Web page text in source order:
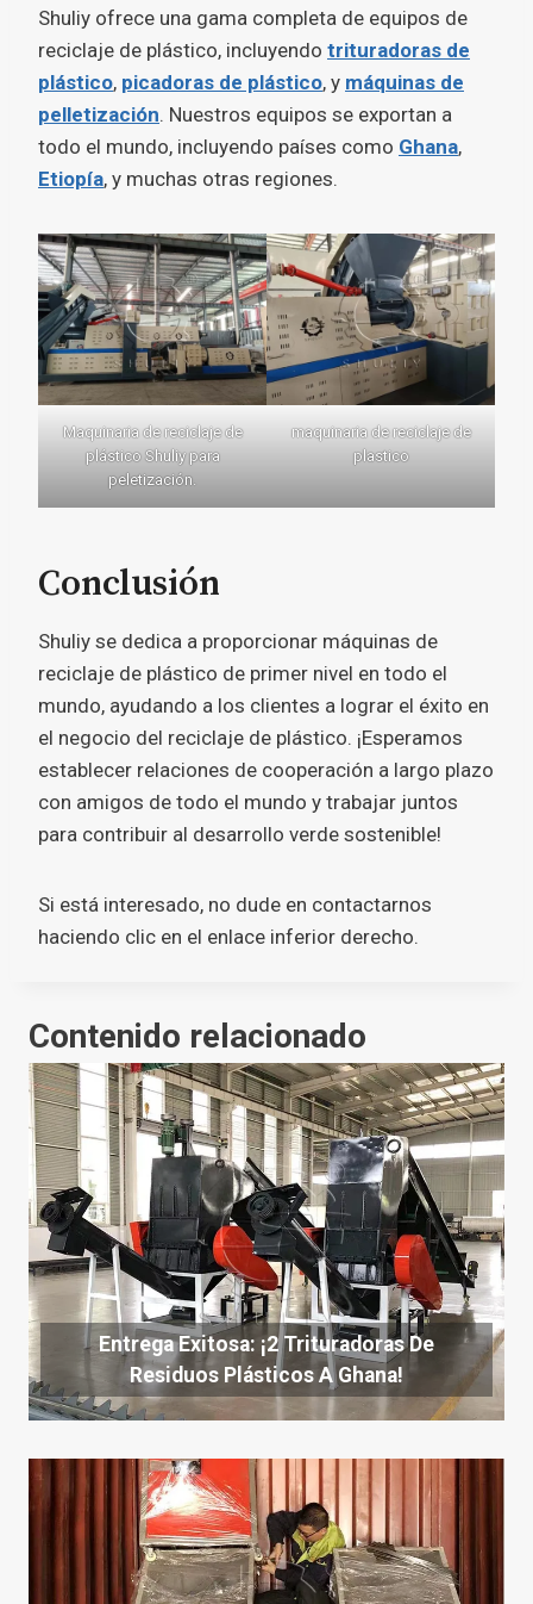
Shuliy ofrece una gama completa de equipos de
reciclaje de plástico, incluyendo trituradoras de
plástico, picadoras de plástico, y máquinas de
pelletización. Nuestros equipos se exportan a
todo el mundo, incluyendo países como Ghana,
Etiopía, y muchas otras regiones.
Maquinaria de reciclaje de
plástico Shuliy para
peletización.
maquinaria de reciclaje de
plastico
Conclusión
Shuliy se dedica a proporcionar máquinas de
reciclaje de plástico de primer nivel en todo el
mundo, ayudando a los clientes a lograr el éxito en
el negocio del reciclaje de plástico. ¡Esperamos
establecer relaciones de cooperación a largo plazo
con amigos de todo el mundo y trabajar juntos
para contribuir al desarrollo verde sostenible!
Si está interesado, no dude en contactarnos
haciendo clic en el enlace inferior derecho.
Contenido relacionado
Entrega Exitosa: ¡2 Trituradoras De
Residuos Plásticos A Ghana!